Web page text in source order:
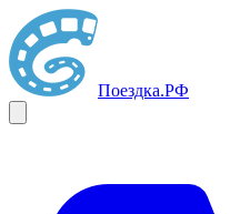
Поездка.РФ